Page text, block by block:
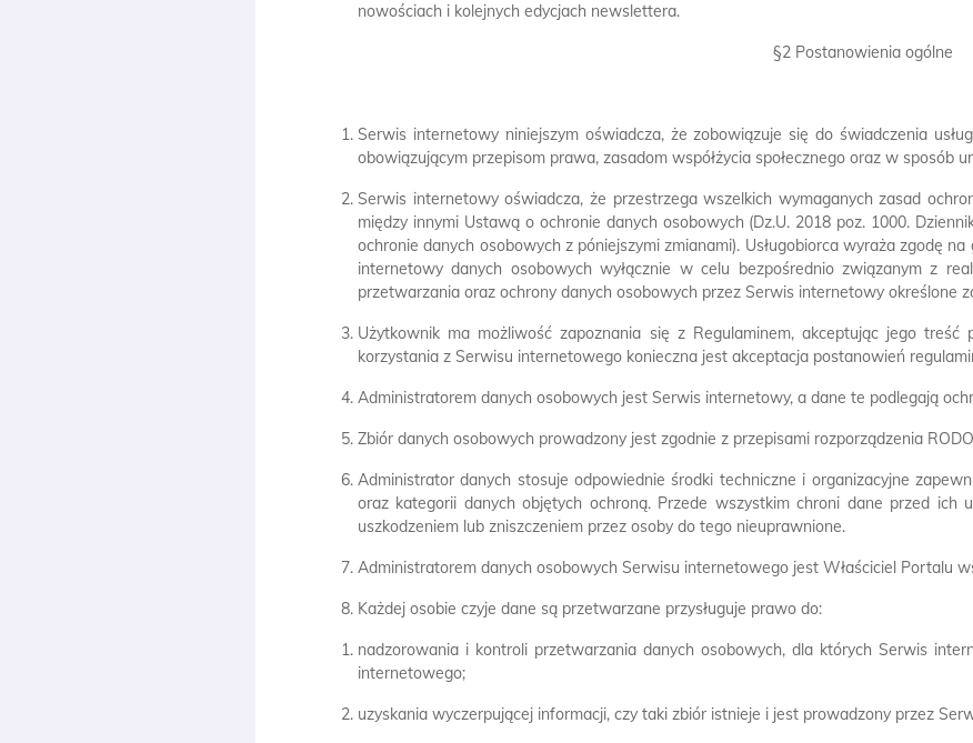
nowościach i kolejnych edycjach newslettera.
§2 Postanowienia ogólne
Serwis internetowy niniejszym oświadcza, że zobowiązuje się do świadczenia
obowiązującym przepisom prawa, zasadom współżycia społecznego oraz w sposób
Serwis internetowy oświadcza, że przestrzega wszelkich wymaganych zasad
między innymi Ustawą o ochronie danych osobowych (Dz.U. 2018 poz. 1000.
ochronie danych osobowych z póniejszymi zmianami). Usługobiorca wyraża zgodę
internetowy danych osobowych wyłącznie w celu bezpośrednio związanym z
przetwarzania oraz ochrony danych osobowych przez Serwis internetowy określone
Użytkownik ma możliwość zapoznania się z Regulaminem, akceptując jego
korzystania z Serwisu internetowego konieczna jest akceptacja postanowień
Administratorem danych osobowych jest Serwis internetowy, a dane te podlegają
Zbiór danych osobowych prowadzony jest zgodnie z przepisami rozporządzenia
Administrator danych stosuje odpowiednie środki techniczne i organizacyjne
oraz kategorii danych objętych ochroną. Przede wszystkim chroni dane przed ich
uszkodzeniem lub zniszczeniem przez osoby do tego nieuprawnione.
Administratorem danych osobowych Serwisu internetowego jest Właściciel Portalu
Każdej osobie czyje dane są przetwarzane przysługuje prawo do:
nadzorowania i kontroli przetwarzania danych osobowych, dla których Serwis
internetowego;
uzyskania wyczerpującej informacji, czy taki zbiór istnieje i jest prowadzony przez